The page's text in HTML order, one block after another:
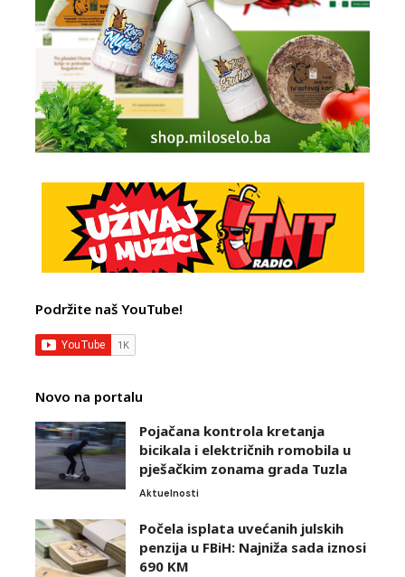
Podržite naš YouTube!
Novo na portalu
Pojačana kontrola kretanja
bicikala i električnih romobila u
pješačkim zonama grada Tuzla
Aktuelnosti
Počela isplata uvećanih julskih
penzija u FBiH: Najniža sada iznosi
690 KM